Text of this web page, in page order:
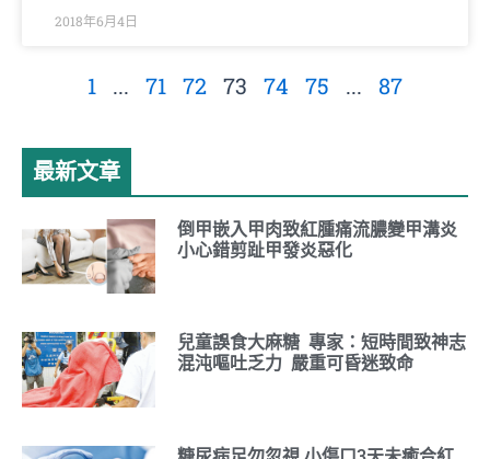
2018年6月4日
1 ... 71 72 73 74 75 ... 87
最新文章
倒甲嵌入甲肉致紅腫痛流膿變甲溝炎
小心錯剪趾甲發炎惡化
兒童誤食大麻糖 專家：短時間致神志
混沌嘔吐乏力 嚴重可昏迷致命